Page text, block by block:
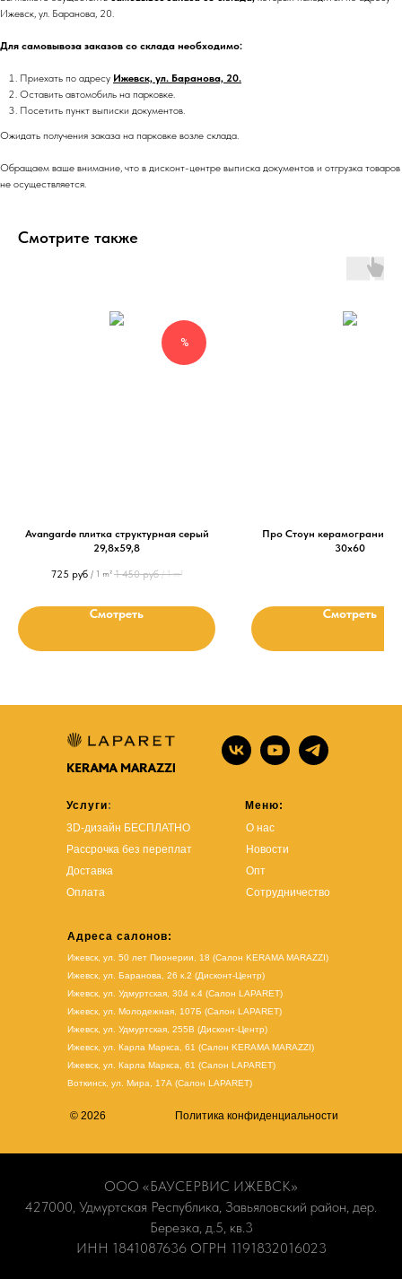
Ижевск, ул. Баранова, 20.
Для самовывоза заказов со склада необходимо:
Приехать по адресу Ижевск, ул. Баранова, 20.
Оставить автомобиль на парковке.
Посетить пункт выписки документов.
Ожидать получения заказа на парковке возле склада.
Обращаем ваше внимание, что в дисконт-центре выписка документов и отгрузка товаров
не осуществляется.
Смотрите также
%
Avangarde плитка структурная серый
29,8х59,8
725 руб / 1 m² 1 450 руб / 1 m²
Смотреть
Про Стоун керамогранит
30х60
Смотреть
Услуги:
3D-дизайн БЕСПЛАТНО
Рассрочка без переплат
Доставка
Оплата
Меню:
О нас
Новости
Опт
Сотрудничество
Адреса салонов:
Ижевск, ул. 50 лет Пионерии, 18 (Салон KERAMA MARAZZI)
Ижевск, ул. Баранова, 26 к.2 (Дисконт-Центр)
Ижевск, ул. Удмуртская, 304 к.4 (Салон LAPARET)
Ижевск, ул. Молодежная, 107Б (Салон LAPARET)
Ижевск, ул. Удмуртская, 255В (Дисконт-Центр)
Ижевск, ул. Карла Маркса, 61 (Салон KERAMA MARAZZI)
Ижевск, ул. Карла Маркса, 61 (Салон LAPARET)
Воткинск, ул. Мира, 17А (Салон LAPARET)
© 2026 Политика конфиденциальности
ООО «БАУСЕРВИС ИЖЕВСК»
427000, Удмуртская Республика, Завьяловский район, дер.
Березка, д.5, кв.3
ИНН 1841087636 ОГРН 1191832016023